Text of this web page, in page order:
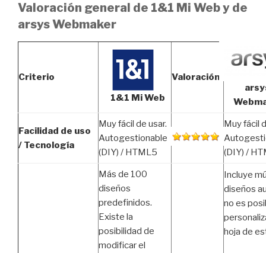
Valoración general de 1&1 Mi Web y de
arsys Webmaker
Criterio
1&1 Mi Web
Valoración
Facilidad de uso
/ Tecnología
Muy fácil de usar.
Autogestionable
(DIY) / HTML5
Muy fácil
(DIY) /
Más de 100
diseños
predefinidos.
Existe la
posibilidad de
modificar el
Incluye
diseños
no es
hoja de